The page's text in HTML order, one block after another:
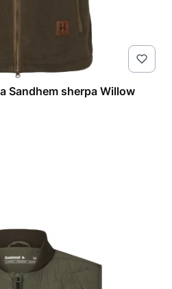
Sandhem sherpa Willow